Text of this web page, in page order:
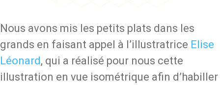
Nous avons mis les petits plats dans les
grands en faisant appel à l’illustratrice Elise
Léonard, qui a réalisé pour nous cette
illustration en vue isométrique afin d’habiller